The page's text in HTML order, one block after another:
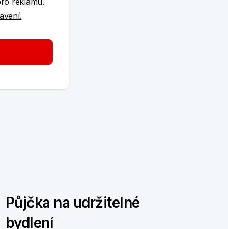
Půjčka na udržitelné
bydlení